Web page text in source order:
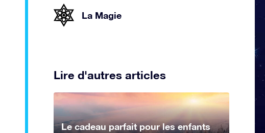
La Magie
Lire d'autres articles
Le cadeau parfait pour les enfants